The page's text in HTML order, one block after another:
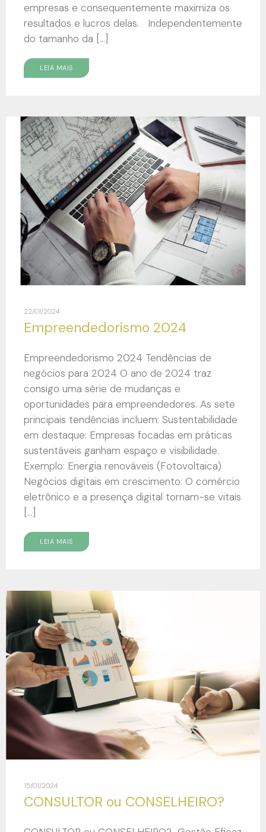
empresas e consequentemente maximiza os
resultados e lucros delas. Independentemente
do tamanho da […]
LEIA MAIS
22/01/2024
Empreendedorismo 2024
Empreendedorismo 2024 Tendências de
negócios para 2024 O ano de 2024 traz
consigo uma série de mudanças e
oportunidades para empreendedores. As sete
principais tendências incluem: Sustentabilidade
em destaque: Empresas focadas em práticas
sustentáveis ganham espaço e visibilidade.
Exemplo: Energia renováveis (Fotovoltaica)
Negócios digitais em crescimento: O comércio
eletrônico e a presença digital tornam-se vitais
[…]
LEIA MAIS
15/01/2024
CONSULTOR ou CONSELHEIRO?